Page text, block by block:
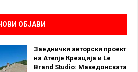
ОБЈАВИ
Заеднички авторски проект
на Ателје Креација и Le
Brand Studio: Македонската